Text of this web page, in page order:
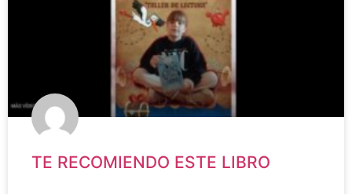
TE RECOMIENDO ESTE LIBRO